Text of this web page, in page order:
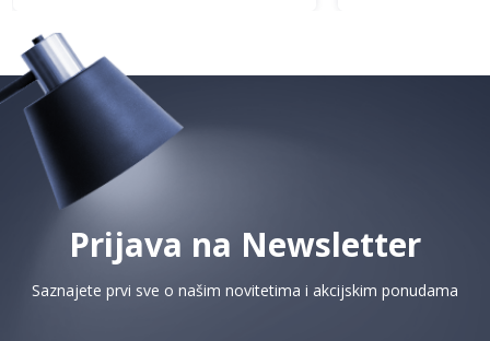
Prijava na Newsletter
Saznajete prvi sve o našim novitetima i akcijskim ponudama